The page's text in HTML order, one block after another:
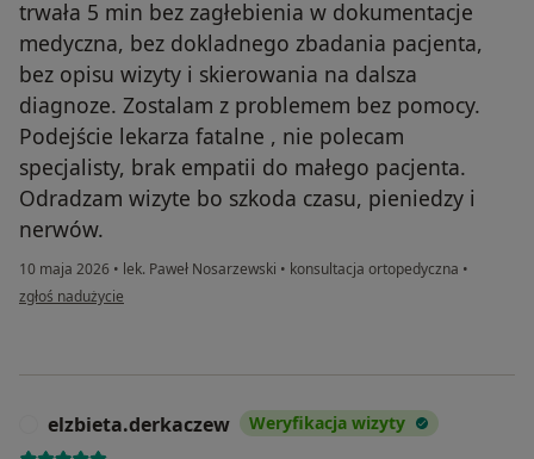
trwała 5 min bez zagłebienia w dokumentacje
medyczna, bez dokladnego zbadania pacjenta,
bez opisu wizyty i skierowania na dalsza
diagnoze. Zostalam z problemem bez pomocy.
Podejście lekarza fatalne , nie polecam
specjalisty, brak empatii do małego pacjenta.
Odradzam wizyte bo szkoda czasu, pieniedzy i
nerwów.
10 maja 2026 • lek. Paweł Nosarzewski • konsultacja ortopedyczna •
w opinii użytkownika Patrycja
zgłoś nadużycie
elzbieta.derkaczew Weryfikacja wizyty